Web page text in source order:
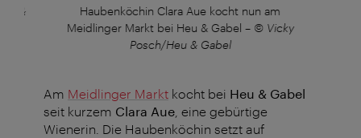
&
Haubenköchin Clara Aue kocht nun am
Meidlinger Markt bei Heu & Gabel – © Vicky
Posch/Heu & Gabel
Am Meidlinger Markt kocht bei Heu & Gabel
seit kurzem Clara Aue , eine gebürtige
Wienerin. Die Haubenköchin setzt auf